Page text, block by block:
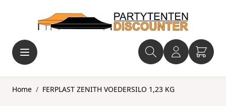
Home / FERPLAST ZENITH VOEDERSILO 1,23 KG